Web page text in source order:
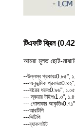
টিএফটি স্ক্রিন
আমরা মূলত ছোট-
--উল্লম্ব প্রকারঃ0.৮৫",
---অনুভূমিক প্রকারঃ
---বারের ধরনঃ0.৯৬",
--- স্কয়ার টাইপঃ1.৩",
--- গোলাকার আকৃতিঃ
---আরটিপি
---সিটিপি
---ব্যাকলাইট